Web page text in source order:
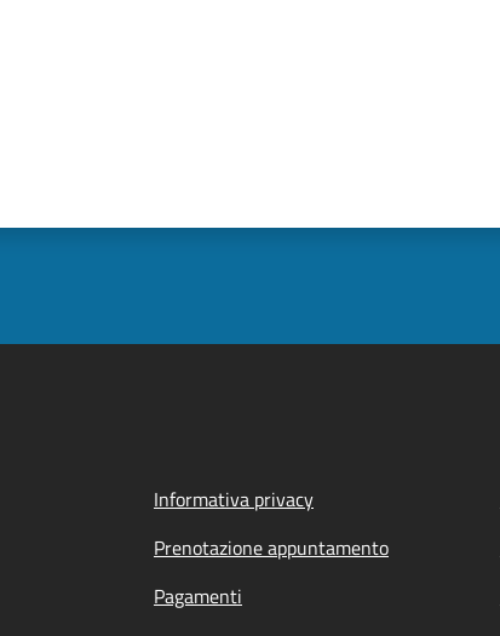
Informativa privacy
Prenotazione appuntamento
Pagamenti